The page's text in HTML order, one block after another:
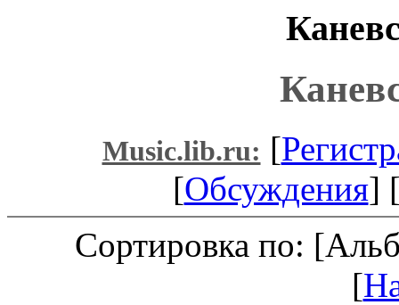
Music.lib.ru: [
[Обсуждения]
Сортировка по:
[